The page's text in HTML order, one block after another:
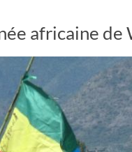
africaine de